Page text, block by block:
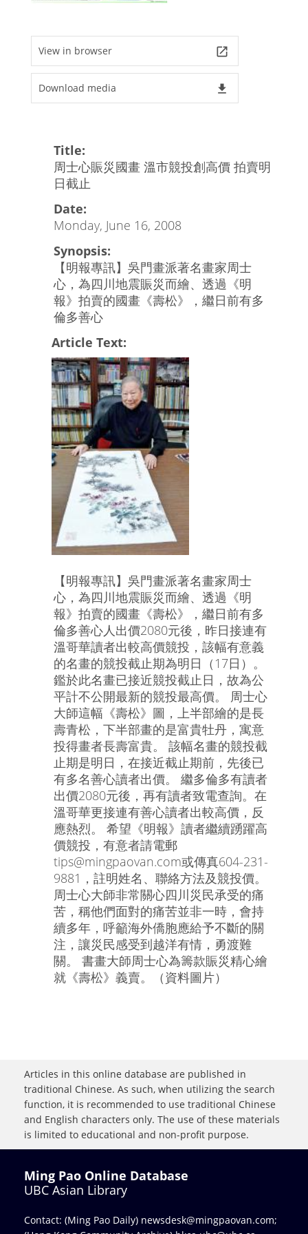
View in browser launch
Download media file_download
Title:
周士心賑災國畫 溫市競投創高價 拍賣明
日截止
Date:
Monday, June 16, 2008
Synopsis:
【明報專訊】吳門畫派著名畫家周士
心，為四川地震賑災而繪、透過《明
報》拍賣的國畫《壽松》，繼日前有多
倫多善心
Article Text:
【明報專訊】吳門畫派著名畫家周士
心，為四川地震賑災而繪、透過《明
報》拍賣的國畫《壽松》，繼日前有多
倫多善心人出價2080元後，昨日接連有
溫哥華讀者出較高價競投，該幅有意義
的名畫的競投截止期為明日（17日）。
鑑於此名畫已接近競投截止日，故為公
平計不公開最新的競投最高價。 周士心
大師這幅《壽松》圖，上半部繪的是長
壽青松，下半部畫的是富貴牡丹，寓意
投得畫者長壽富貴。 該幅名畫的競投截
止期是明日，在接近截止期前，先後已
有多名善心讀者出價。 繼多倫多有讀者
出價2080元後，再有讀者致電查詢。在
溫哥華更接連有善心讀者出較高價，反
應熱烈。 希望《明報》讀者繼續踴躍高
價競投，有意者請電郵
tips@mingpaovan.com或傳真604-231-
9881，註明姓名、聯絡方法及競投價。
周士心大師非常關心四川災民承受的痛
苦，稱他們面對的痛苦並非一時，會持
續多年，呼籲海外僑胞應給予不斷的關
注，讓災民感受到越洋有情，勇渡難
關。 書畫大師周士心為籌款賑災精心繪
就《壽松》義賣。（資料圖片）
Articles in this online database are published in
traditional Chinese. As such, when utilizing the search
function, it is recommended to use traditional Chinese
and English characters only. The use of these materials
is limited to educational and non-profit purpose.
Ming Pao Online Database
UBC Asian Library
Contact: (Ming Pao Daily) newsdesk@mingpaovan.com;